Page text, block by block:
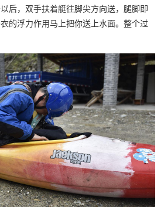
后，双手扶着艇往脚尖方向送，腿脚即
的浮力作用马上把你送上水面。整个过